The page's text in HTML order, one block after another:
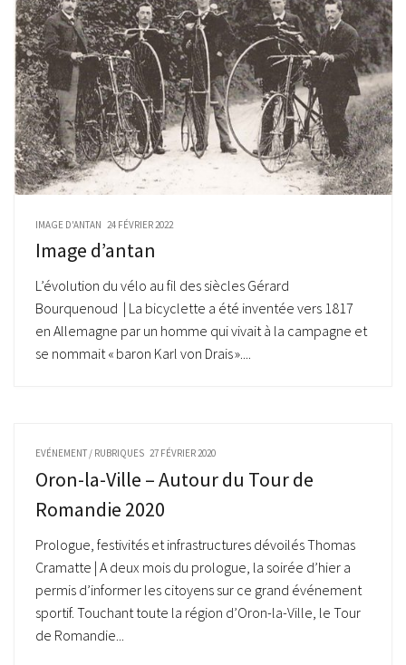
IMAGE D'ANTAN 24 FÉVRIER 2022
Image d’antan
L’évolution du vélo au fil des siècles Gérard
Bourquenoud | La bicyclette a été inventée vers 1817
en Allemagne par un homme qui vivait à la campagne et
se nommait « baron Karl von Drais »....
EVÉNEMENT / RUBRIQUES 27 FÉVRIER 2020
Oron-la-Ville – Autour du Tour de
Romandie 2020
Prologue, festivités et infrastructures dévoilés Thomas
Cramatte | A deux mois du prologue, la soirée d’hier a
permis d’informer les citoyens sur ce grand événement
sportif. Touchant toute la région d’Oron-la-Ville, le Tour
de Romandie...